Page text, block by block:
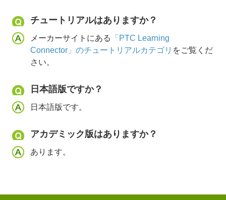
チュートリアルはありますか？
メーカーサイトにある
「PTC Learning
Connector」のチュートリアルカテゴリ をご覧くだ
さい。
日本語版ですか？
日本語版です。
アカデミック版はありますか？
あります。